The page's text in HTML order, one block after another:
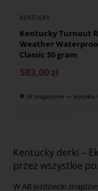
KENTUCKY
Kentucky Turnout
Weather
Classic 50 gram
583,00 zł
W magazynie — wysyłka
Kentucky derki –
przez wszystkie
W AB Jezdziecki